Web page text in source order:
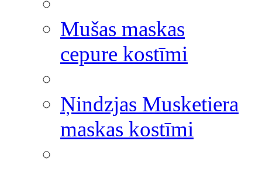
Mušas maskas
cepure kostīmi
Ņindzjas Musketiera
maskas kostīmi